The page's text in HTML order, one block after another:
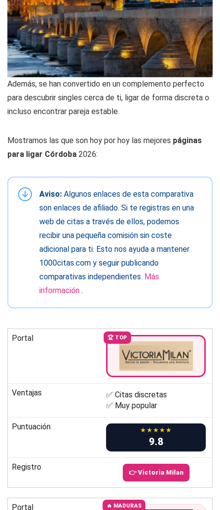
Además, se han convertido en un complemento perfecto
para descubrir singles cerca de ti, ligar de forma discreta o
incluso encontrar pareja estable.
Mostramos las que son hoy por hoy las mejores páginas
para ligar Córdoba 2026:
Aviso: Algunos enlaces de esta comparativa
son enlaces de afiliado. Si te registras en una
web de citas a través de ellos, podemos
recibir una pequeña comisión sin coste
adicional para ti. Esto nos ayuda a mantener
1000citas.com y seguir publicando
comparativas independientes. Más
información .
Portal 🏆 TOP
Ventajas
✅ Citas discretas
✅ Muy popular
Puntuación ★★★★★
9.8
Registro
👉 Victoria Milan
Portal 🔥 MADURAS